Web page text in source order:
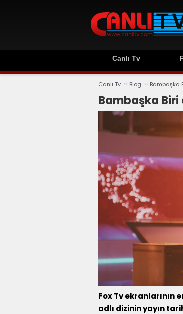
Canlı Tv
Canlı Tv ›› Blog ›› Bambaşka
Bambaşka
Fox Tv ekranlarının
adlı dizinin yayın